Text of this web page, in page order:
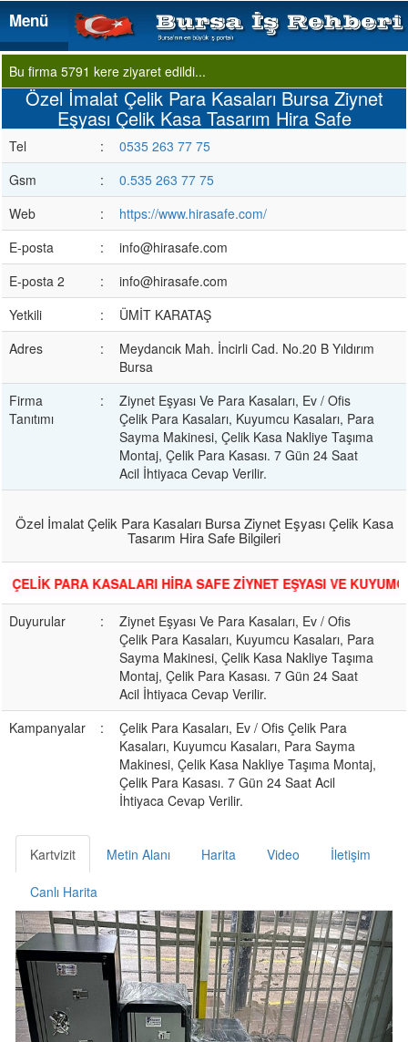
Menü
Menü
Bu firma 5791 kere ziyaret edildi...
Özel İmalat Çelik Para Kasaları Bursa Ziynet
Eşyası Çelik Kasa Tasarım Hira Safe
Tel :
0535 263 77 75
Gsm
:
0.535 263 77 75
Web
:
https://www.hirasafe.com/
E-posta
:
info@hirasafe.com
E-posta 2
:
info@hirasafe.com
Yetkili
:
ÜMİT KARATAŞ
Adres
:
Meydancık Mah. İncirli Cad. No.20 B Yıldırım
Bursa
Firma
Tanıtımı
:
Ziynet Eşyası Ve Para Kasaları, Ev / Ofis
Çelik Para Kasaları, Kuyumcu Kasaları, Para
Sayma Makinesi, Çelik Kasa Nakliye Taşıma
Montaj, Çelik Para Kasası. 7 Gün 24 Saat
Acil İhtiyaca Cevap Verilir.
Özel İmalat Çelik Para Kasaları Bursa Ziynet Eşyası Çelik Kasa
Tasarım Hira Safe Bilgileri
KASALARI HİRA SAFE ZİYNET EŞYASI VE KUYUMCU ÇELİK
Duyurular :
Ziynet Eşyası Ve Para Kasaları, Ev / Ofis
Çelik Para Kasaları, Kuyumcu Kasaları, Para
Sayma Makinesi, Çelik Kasa Nakliye Taşıma
Montaj, Çelik Para Kasası. 7 Gün 24 Saat
Acil İhtiyaca Cevap Verilir.
Kampanyalar
:
Çelik Para Kasaları, Ev / Ofis Çelik Para
Kasaları, Kuyumcu Kasaları, Para Sayma
Makinesi, Çelik Kasa Nakliye Taşıma Montaj,
Çelik Para Kasası. 7 Gün 24 Saat Acil
İhtiyaca Cevap Verilir.
Kartvizit Metin Alanı Harita Video İletişim
Canlı Harita
Previous Next